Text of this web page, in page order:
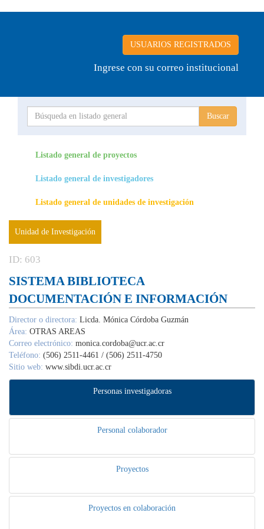
USUARIOS REGISTRADOS
Ingrese con su correo institucional
Unidades de investigación
Listado general de proyectos
Listado general de investigadores
Listado general de unidades de investigación
Unidad de Investigación
ID: 603
SISTEMA BIBLIOTECA DOCUMENTACIÓN
E INFORMACIÓN
Director o directora:Licda. Mónica Córdoba Guzmán
Área: OTRAS AREAS
Correo electrónico:monica.cordoba@ucr.ac.cr
Teléfono:(506) 2511-4461 / (506) 2511-4750
Sitio web: www.sibdi.ucr.ac.cr
Personas investigadoras
Personal colaborador
Proyectos
Proyectos en colaboración